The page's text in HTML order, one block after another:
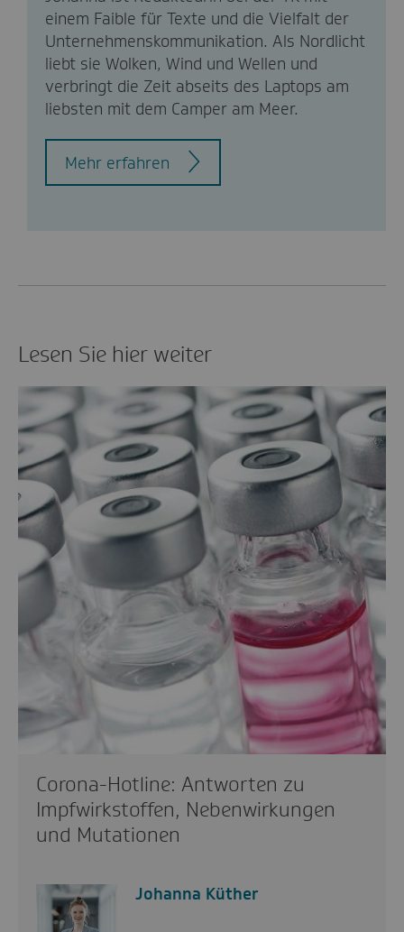
einem Faible für Texte und die Vielfalt der
Unternehmenskommunikation. Als Nordlicht
liebt sie Wolken, Wind und Wellen und
verbringt die Zeit abseits des Laptops am
liebsten mit dem Camper am Meer.
Mehr erfahren
Lesen Sie hier weiter
Corona-Hotline: Antworten zu
Impfwirkstoffen, Nebenwirkungen
und Mutationen
Johanna Küther